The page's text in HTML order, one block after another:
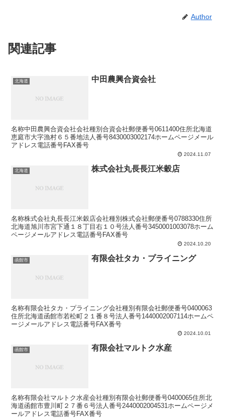
Author
関連記事
北海道 中田農興合資会社
名称中田農興合資会社会社種別合資会社郵便番号0611400住所北海道
恵庭市大字漁村６５番地法人番号8430003002174ホームページメール
アドレス電話番号FAX番号
2024.11.07
北海道 株式会社丸長長江米穀店
名称株式会社丸長長江米穀店会社種別株式会社郵便番号0788330住所
北海道旭川市宮下通１８丁目右１０号法人番号3450001003078ホーム
ページメールアドレス電話番号FAX番号
2024.10.20
函館市 有限会社タカ・プライニング
名称有限会社タカ・プライニング会社種別有限会社郵便番号0400063
住所北海道函館市若松町２１番８号法人番号1440002007114ホームペ
ージメールアドレス電話番号FAX番号
2024.10.01
函館市 有限会社マルトク水産
名称有限会社マルトク水産会社種別有限会社郵便番号0400065住所北
海道函館市豊川町２７番６号法人番号2440002004531ホームページメ
ールアドレス電話番号FAX番号